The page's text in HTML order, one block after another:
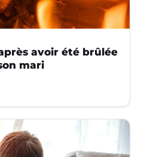
avoir été brûlée
mari